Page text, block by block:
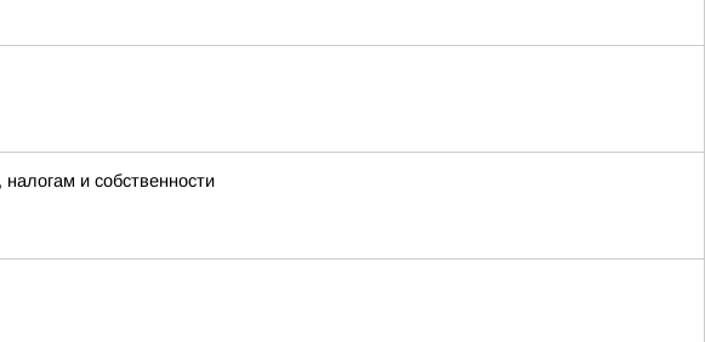
и собственности